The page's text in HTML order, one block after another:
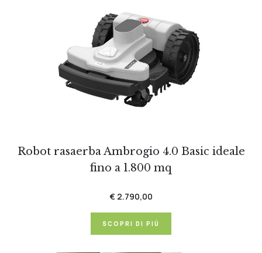
Robot rasaerba Ambrogio 4.0 Basic ideale
fino a 1.800 mq
€ 2.790,00
SCOPRI DI PIÙ